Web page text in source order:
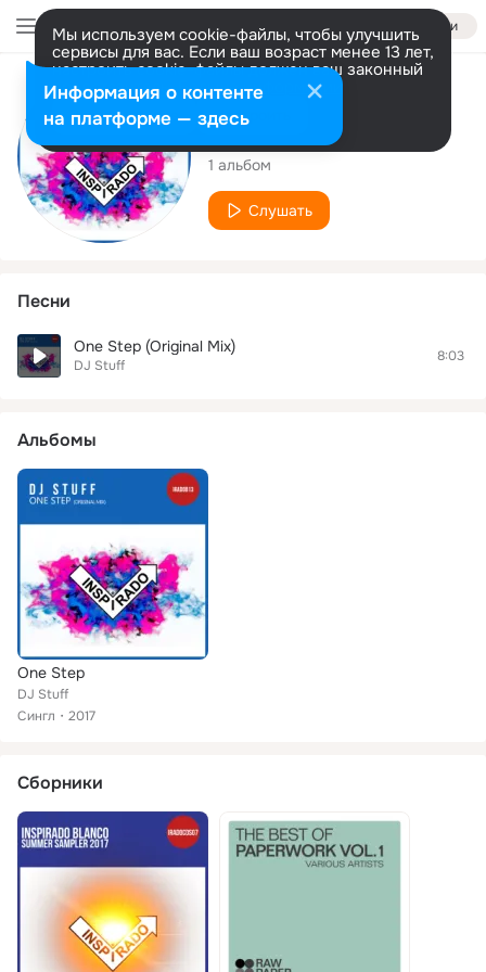
Войти
Мы используем cookie-файлы, чтобы улучшить
сервисы для вас. Если ваш возраст менее 13 лет,
настроить cookie-файлы должен ваш законный
представитель. Больше информации
Разрешить все Настроить
Исполнитель
DJ Stuff
1 альбом
Слушать
Песни
One Step (Original Mix)
DJ Stuff
8:03
Альбомы
One Step
DJ Stuff
Сингл
2017
Сборники
Информация о контенте
на платформе — здесь